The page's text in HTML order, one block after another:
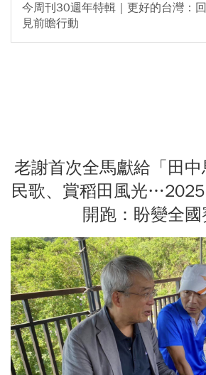
今周刊30週年特輯｜更好的台灣：
見前瞻行動
老謝首次全馬獻給「田
民歌、賞稻田風光
開跑：盼變全國